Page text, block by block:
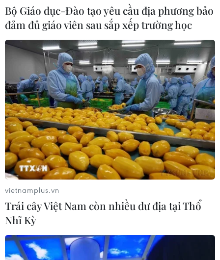
Bộ Giáo dục-Đào tạo yêu cầu địa phương bảo
đảm đủ giáo viên sau sắp xếp trường học
vietnamplus.vn
Trái cây Việt Nam còn nhiều dư địa tại Thổ
Nhĩ Kỳ